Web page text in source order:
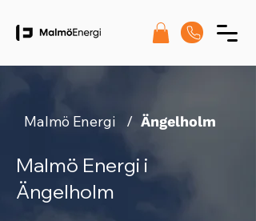
Malmö Energi / Ängelholm
Malmö Energi i
Ängelholm